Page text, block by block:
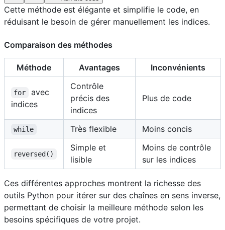
Cette méthode est élégante et simplifie le code, en
réduisant le besoin de gérer manuellement les indices.
Comparaison des méthodes
Méthode Avantages Inconvénients
for
avec
indices
Contrôle
précis des
indices
Plus de code
while Très flexible Moins concis
reversed()
Simple et
lisible
Moins de contrôle
sur les indices
Ces différentes approches montrent la richesse des
outils Python pour itérer sur des chaînes en sens inverse,
permettant de choisir la meilleure méthode selon les
besoins spécifiques de votre projet.